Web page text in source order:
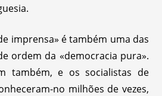
imprensa» é também uma das
ordem da «democracia pura».
também, e os socialistas de
no milhões de vezes,